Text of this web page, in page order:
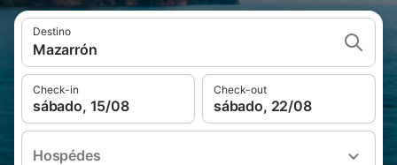
Destino
Mazarrón
Check-in
sábado, 15/08
Check-out
sábado, 22/08
Hospédes